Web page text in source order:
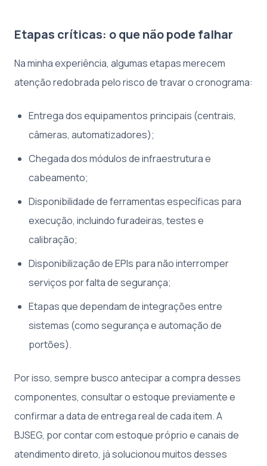
Etapas críticas: o que não pode falhar
Na minha experiência, algumas etapas merecem
atenção redobrada pelo risco de travar o cronograma:
Entrega dos equipamentos principais (centrais,
câmeras, automatizadores);
Chegada dos módulos de infraestrutura e
cabeamento;
Disponibilidade de ferramentas específicas para
execução, incluindo furadeiras, testes e
calibração;
Disponibilização de EPIs para não interromper
serviços por falta de segurança;
Etapas que dependam de integrações entre
sistemas (como segurança e automação de
portões).
Por isso, sempre busco antecipar a compra desses
componentes, consultar o estoque previamente e
confirmar a data de entrega real de cada item. A
BJSEG, por contar com estoque próprio e canais de
atendimento direto, já solucionou muitos desses